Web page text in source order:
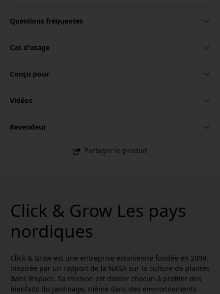
Questions fréquentes
Cas d’usage
Conçu pour
Vidéos
Revendeur
Partager le produit
Click & Grow Les pays
nordiques
Click & Grow est une entreprise estonienne fondée en 2009,
inspirée par un rapport de la NASA sur la culture de plantes
dans l’espace. Sa mission est d’aider chacun à profiter des
bienfaits du jardinage, même dans des environnements